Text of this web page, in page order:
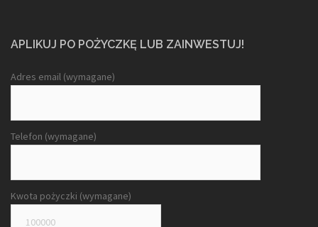
APLIKUJ PO POŻYCZKĘ LUB ZAINWESTUJ!
Adres email (wymagane)
Telefon (wymagane)
Kwota pożyczki (wymagane)